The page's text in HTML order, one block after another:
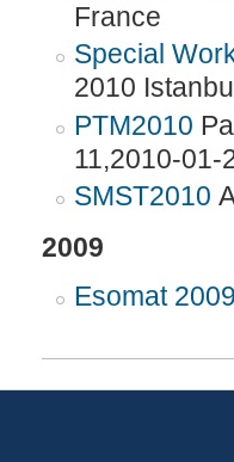
France
Special
2010
PTM2010
11,2010-01-
SMST2010
2009
Esomat